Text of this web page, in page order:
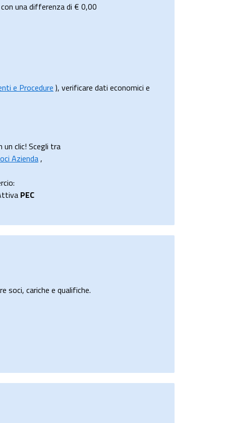
con una differenza di € 0,00
e Procedure ), verificare dati economici e
un clic! Scegli tra
Azienda,
PEC
soci, cariche e qualifiche.